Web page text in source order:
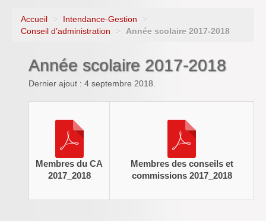
Espace restauration
PRONOTE
Créditer/Réserver
Inforizon
Accueil > Intendance-Gestion
>
Conseil d’administration
> Année scolaire 2017-2018
Année scolaire 2017-2018
Dernier ajout : 4 septembre 2018.
Membres du CA
2017_2018
Membres des conseils et
commissions 2017_2018